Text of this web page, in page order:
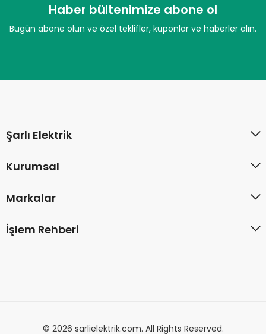
Haber bültenimize abone ol
Bugün abone olun ve özel teklifler, kuponlar ve haberler alın.
Şarlı Elektrik
Kurumsal
Markalar
İşlem Rehberi
© 2026 sarlielektrik.com. All Rights Reserved.